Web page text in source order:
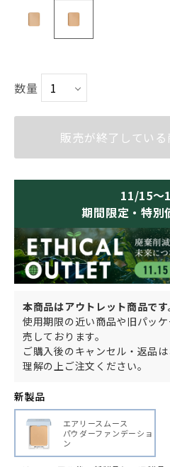
数量
販売が終了してい
11/15～
期間限定・特別
本商品はアウトレット商品です
使用期限の近い商品や旧パッ
売しております。
ご購入後のキャンセル・返品
理解の上ご注文ください。
新製品
エアリースムース
パウダーファンデーショ
ン